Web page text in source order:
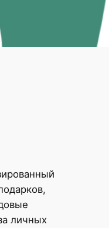
личных